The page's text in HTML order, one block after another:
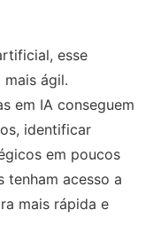
esse
ágil.
em IA conseguem
identificar
em poucos
tenham acesso a
mais rápida e